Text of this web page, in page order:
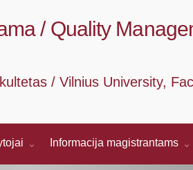
/ Quality
/ Vilnius University,
Informacija magistrantams